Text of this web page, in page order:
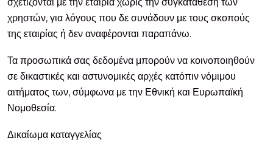
χρηστών, για λόγους που δε συνάδουν με τους σκοπούς
της εταιρίας ή δεν αναφέρονται παραπάνω.
Τα προσωπικά σας δεδομένα μπορούν να κοινοποιηθούν
σε δικαστικές και αστυνομικές αρχές κατόπιν νόμιμου
αιτήματος των, σύμφωνα με την Εθνική και Ευρωπαϊκή
Νομοθεσία.
Δικαίωμα καταγγελίας